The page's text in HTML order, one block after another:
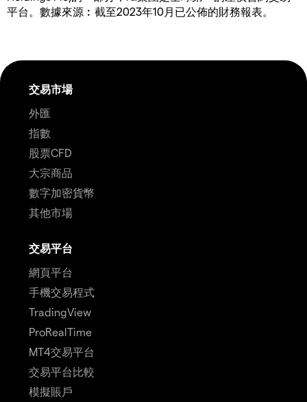
平台。數據來源︰截至2023年10月已公佈的財務報表。
交易市場
外匯
指數
股票CFD
大宗商品
數字加密貨幣
其他市場
交易平台
網頁平台
手機交易程式
TradingView
ProRealTime
MT4交易平台
交易平台比較
模擬賬戶